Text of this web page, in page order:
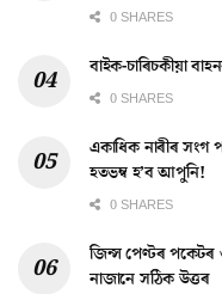
0 SHARES
বাইক-চাৰিচকীয়া
0 SHARES
একাধিক নাৰীৰ সংগ
হতভম্ব হ’ব আপুনি!
0 SHARES
জিন্স পেণ্টৰ
নাজানে সঠিক উত্তৰ